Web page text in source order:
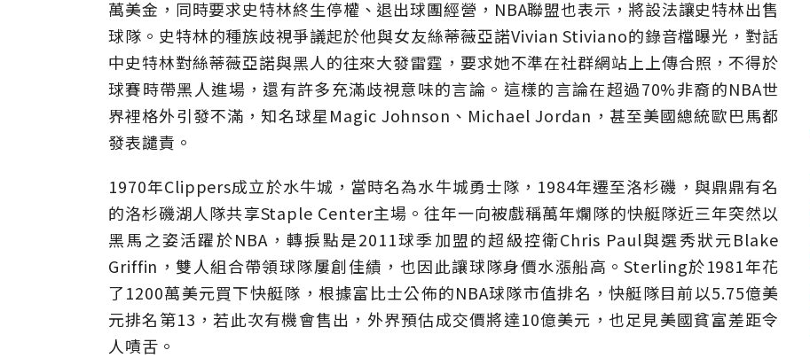
萬美金，同時要求史特林終生停權、退出球團經營，NBA聯盟也表示，將設法讓史特林出售
球隊。史特林的種族歧視爭議起於他與女友絲蒂薇亞諾Vivian Stiviano的錄音檔曝光，對話
中史特林對絲蒂薇亞諾與黑人的往來大發雷霆，要求她不準在社群網站上上傳合照，不得於
球賽時帶黑人進場，還有許多充滿歧視意味的言論。這樣的言論在超過70%非裔的NBA世
界裡格外引發不滿，知名球星Magic Johnson、Michael Jordan，甚至美國總統歐巴馬都
發表譴責。
1970年Clippers成立於水牛城，當時名為水牛城勇士隊，1984年遷至洛杉磯，與鼎鼎有名
的洛杉磯湖人隊共享Staple Center主場。往年一向被戲稱萬年爛隊的快艇隊近三年突然以
黑馬之姿活躍於NBA，轉捩點是2011球季加盟的超級控衛Chris Paul與選秀狀元Blake
Griffin，雙人組合帶領球隊屢創佳績，也因此讓球隊身價水漲船高。Sterling於1981年花
了1200萬美元買下快艇隊，根據富比士公佈的NBA球隊市值排名，快艇隊目前以5.75億美
元排名第13，若此次有機會售出，外界預估成交價將達10億美元，也足見美國貧富差距令
人嘖舌。